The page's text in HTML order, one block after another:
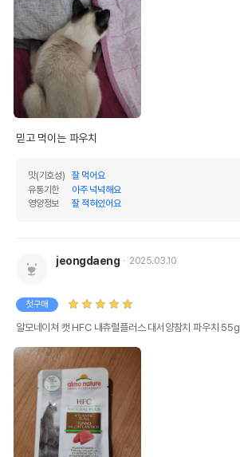
믿고 먹이는 파우치
맛(기호성)
잘 먹어요
유통기한
아주 넉넉해요
영양정보
잘 적혀있어요
jeongdaeng 2025.03.10
첫구매
알모네이쳐 캣 HFC 내츄럴플러스 대서양참치 파우치 55g